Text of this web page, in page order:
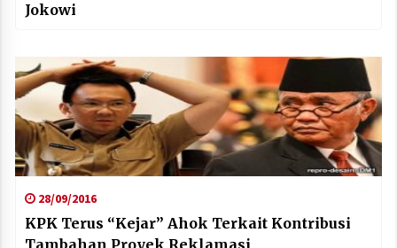
Jokowi
28/09/2016
KPK Terus “Kejar” Ahok Terkait Kontribusi